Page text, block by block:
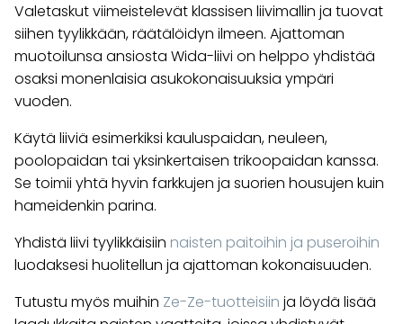
Valetaskut viimeistelevät klassisen liivimallin ja tuovat
siihen tyylikkään, räätälöidyn ilmeen. Ajattoman
muotoilunsa ansiosta Wida-liivi on helppo yhdistää
osaksi monenlaisia asukokonaisuuksia ympäri
vuoden.
Käytä liiviä esimerkiksi kauluspaidan, neuleen,
poolopaidan tai yksinkertaisen trikoopaidan kanssa.
Se toimii yhtä hyvin farkkujen ja suorien housujen kuin
hameidenkin parina.
Yhdistä liivi tyylikkäisiin naisten paitoihin ja puseroihin
luodaksesi huolitellun ja ajattoman kokonaisuuden.
Tutustu myös muihin Ze-Ze-tuotteisiin ja löydä lisää